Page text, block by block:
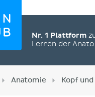
Nr. 1 Plattform
Lernen der
Anatomie Kopf und